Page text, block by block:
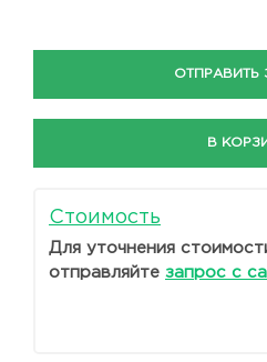
ОТПРАВИТЬ
В
Стоимость
Для уточнения
отправляйте запрос с